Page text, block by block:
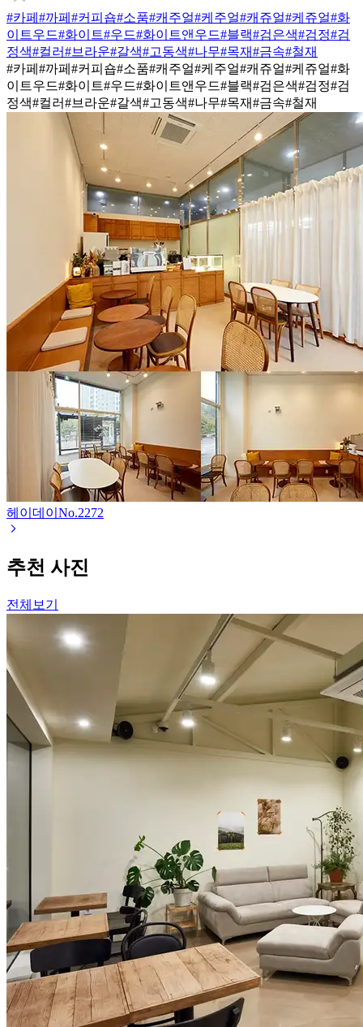
#카페 #까페 #커피숍#소품#캐주얼#케주얼#캐쥬얼#케쥬얼#화
이트우드#화이트#우드#화이트앤우드#블랙#검은색#검정#검
정색#컬러#브라운#갈색#고동색#나무#목재#금속#철재
#카페 #까페 #커피숍#소품#캐주얼#케주얼#캐쥬얼#케쥬얼#화
이트우드#화이트#우드#화이트앤우드#블랙#검은색#검정#검
정색#컬러#브라운#갈색#고동색#나무#목재#금속#철재
헤이데이 No.2272
추천 사진
전체보기